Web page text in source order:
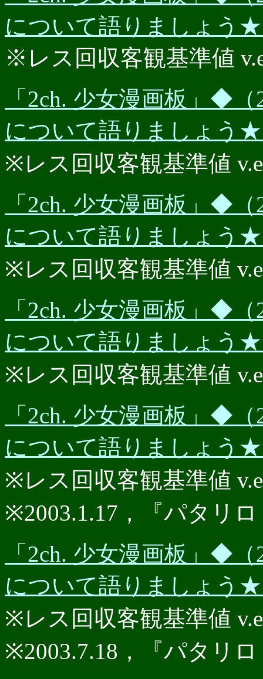
について語りましょう
※レス回収客観基準値
「2ch. 少女漫画板」◆
について語りましょ
※レス回収客観基準値
「2ch. 少女漫画板」◆
について語りましょ
※レス回収客観基準値
「2ch. 少女漫画板」◆
について語りましょ
※レス回収客観基準値
「2ch. 少女漫画板」◆
について語りましょ
※レス回収客観基準値
※2003.1.17，『パタリ
「2ch. 少女漫画板」◆
について語りましょ
※レス回収客観基準値
※2003.7.18，『パタリ